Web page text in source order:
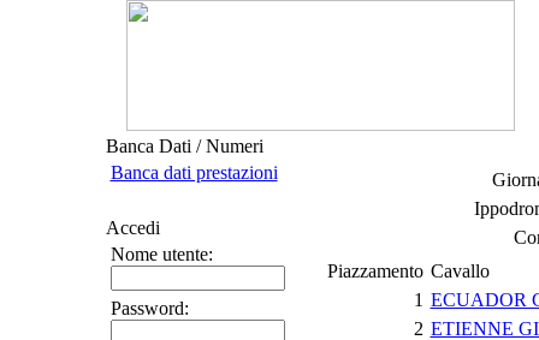
Banca Dati / Numeri
Banca dati prestazioni
Accedi
Nome utente:
Password:
Piazzamento Cavallo
1 ECUADOR
2 ETIENNE